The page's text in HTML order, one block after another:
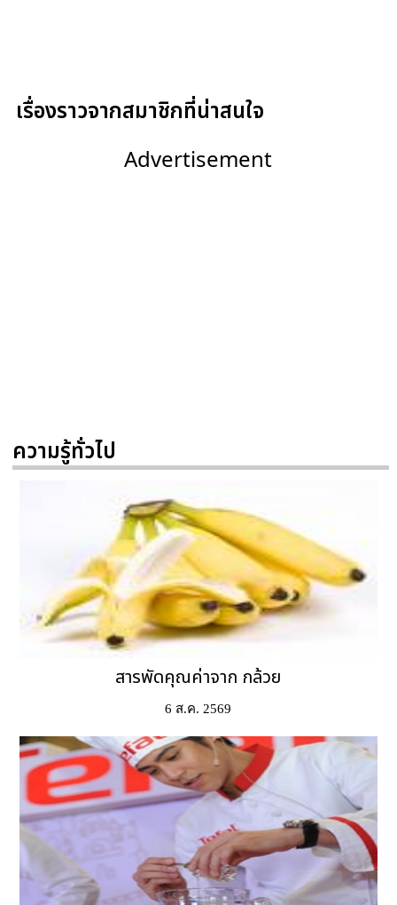
เรื่องราวจากสมาชิกที่น่าสนใจ
Advertisement
ความรู้ทั่วไป
สารพัดคุณค่าจาก กล้วย
6 ส.ค. 2569